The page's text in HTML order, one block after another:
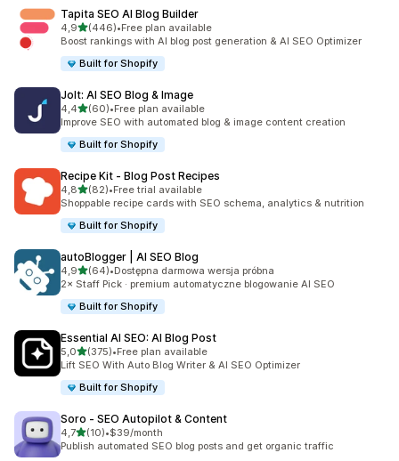
Tapita SEO AI Blog Builder
4,9na 5 gwiazdek
(446)
Łączna liczba recenzji: 446
•Free plan available
Boost rankings with AI blog post generation & AI SEO Optimizer
Built for Shopify
Jolt: AI SEO Blog & Image
4,4na 5 gwiazdek
(60)
Łączna liczba recenzji: 60
•Free plan available
Improve SEO with automated blog & image content creation
Built for Shopify
Recipe Kit ‑ Blog Post Recipes
4,8na 5 gwiazdek
(82)
Łączna liczba recenzji: 82
•Free trial available
Shoppable recipe cards with SEO schema, analytics & nutrition
Built for Shopify
autoBlogger | AI SEO Blog
4,9na 5 gwiazdek
(64)
Łączna liczba recenzji: 64
•Dostępna darmowa wersja próbna
2× Staff Pick · premium automatyczne blogowanie AI SEO
Built for Shopify
Essential AI SEO: AI Blog Post
5,0na 5 gwiazdek
(375)
Łączna liczba recenzji: 375
•Free plan available
Lift SEO With Auto Blog Writer & AI SEO Optimizer
Built for Shopify
Soro ‑ SEO Autopilot & Content
4,7na 5 gwiazdek
(10)
Łączna liczba recenzji: 10
•$39/month
Publish automated SEO blog posts and get organic traffic